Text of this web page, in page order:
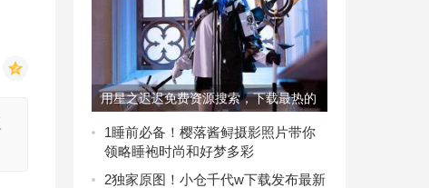
用星之迟迟免费资源搜索，下载最热的
美图集
1睡前必备！樱落酱鲟摄影照片带你
领略睡袍时尚和好梦多彩
2独家原图！小仓千代w下载发布最新